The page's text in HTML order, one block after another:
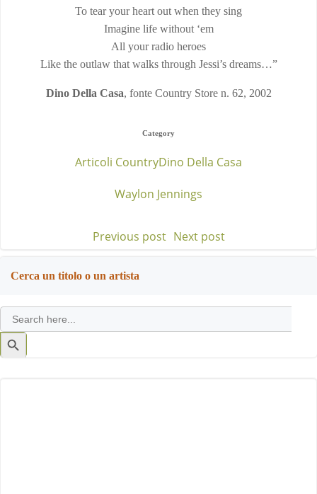
To tear your heart out when they sing
Imagine life without ‘em
All your radio heroes
Like the outlaw that walks through Jessi’s dreams…”
Dino Della Casa, fonte Country Store n. 62, 2002
Category
Articoli CountryDino Della Casa
Waylon Jennings
Post
navigation
Previous post Post
Next post
Cerca un titolo o un artista
Search
for:
Search
Button